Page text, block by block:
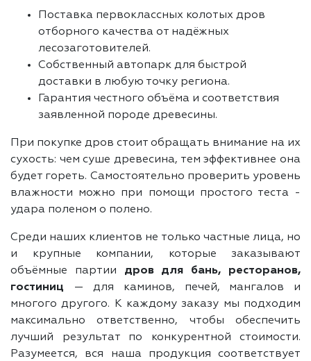
Поставка первоклассных колотых дров
отборного качества от надёжных
лесозаготовителей.
Собственный автопарк для быстрой
доставки в любую точку региона.
Гарантия честного объёма и соответствия
заявленной породе древесины.
При покупке дров стоит обращать внимание на их
сухость: чем суше древесина, тем эффективнее она
будет гореть. Самостоятельно проверить уровень
влажности можно при помощи простого теста -
удара поленом о полено.
Среди наших клиентов не только частные лица, но
и крупные компании, которые заказывают
объёмные партии дров для бань, ресторанов,
гостиниц — для каминов, печей, мангалов и
многого другого. К каждому заказу мы подходим
максимально ответственно, чтобы обеспечить
лучший результат по конкурентной стоимости.
Разумеется, вся наша продукция соответствует